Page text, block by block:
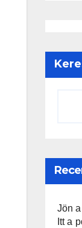
Jön
Itt a